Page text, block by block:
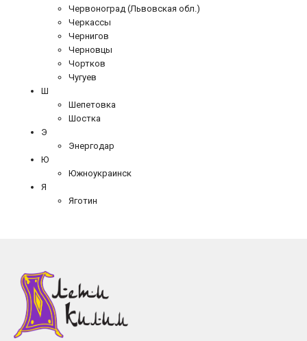
Червоноград (Львовская обл.)
Черкассы
Чернигов
Черновцы
Чортков
Чугуев
Ш
Шепетовка
Шостка
Э
Энергодар
Ю
Южноукраинск
Я
Яготин